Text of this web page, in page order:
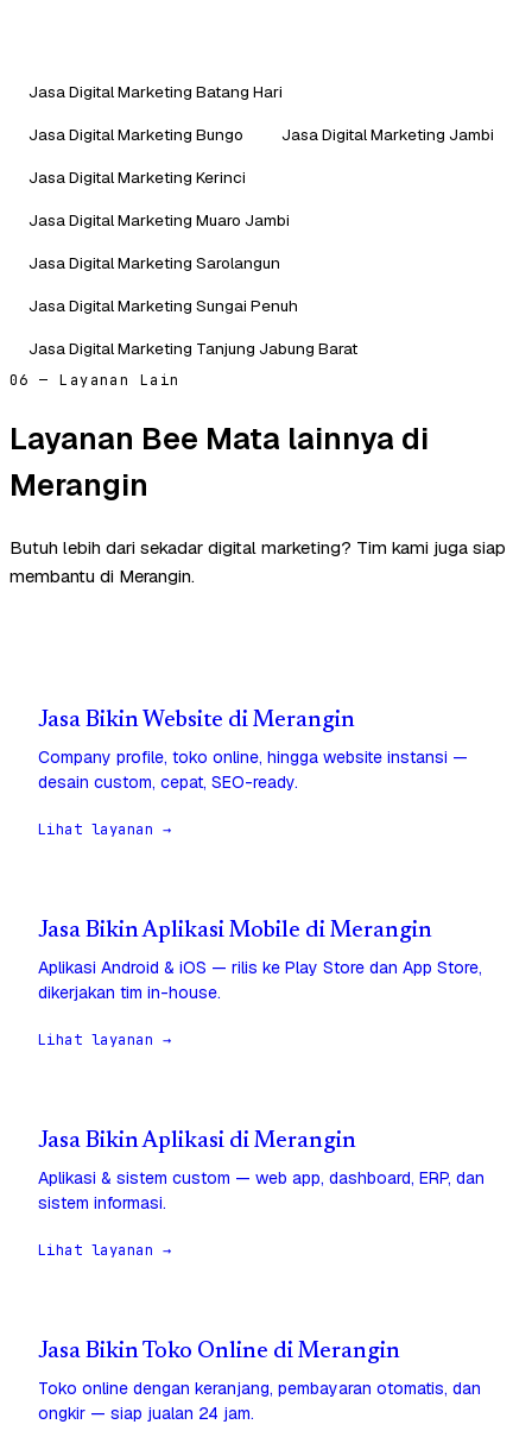
Jasa Digital Marketing Batang Hari
Jasa Digital Marketing Bungo
Jasa Digital Marketing Jambi
Jasa Digital Marketing Kerinci
Jasa Digital Marketing Muaro Jambi
Jasa Digital Marketing Sarolangun
Jasa Digital Marketing Sungai Penuh
Jasa Digital Marketing Tanjung Jabung Barat
06 — Layanan Lain
Layanan Bee Mata lainnya di
Merangin
Butuh lebih dari sekadar digital marketing? Tim kami juga siap
membantu di Merangin.
Jasa Bikin Website di Merangin
Company profile, toko online, hingga website instansi —
desain custom, cepat, SEO-ready.
Lihat layanan →
Jasa Bikin Aplikasi Mobile di Merangin
Aplikasi Android & iOS — rilis ke Play Store dan App Store,
dikerjakan tim in-house.
Lihat layanan →
Jasa Bikin Aplikasi di Merangin
Aplikasi & sistem custom — web app, dashboard, ERP, dan
sistem informasi.
Lihat layanan →
Jasa Bikin Toko Online di Merangin
Toko online dengan keranjang, pembayaran otomatis, dan
ongkir — siap jualan 24 jam.